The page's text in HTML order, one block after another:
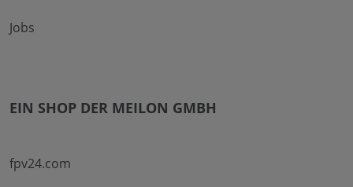
Jobs
EIN SHOP DER MEILON GMBH
fpv24.com